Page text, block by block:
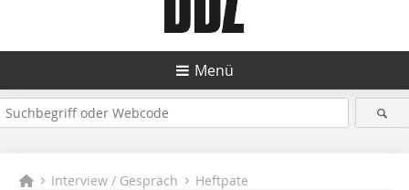
Menü
Interview / Gespräch Heftpate